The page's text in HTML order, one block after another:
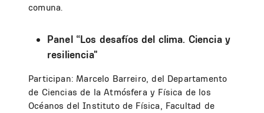
comuna.
Panel “Los desafíos del clima. Ciencia y
resiliencia"
Participan: Marcelo Barreiro, del Departamento
de Ciencias de la Atmósfera y Física de los
Océanos del Instituto de Física, Facultad de